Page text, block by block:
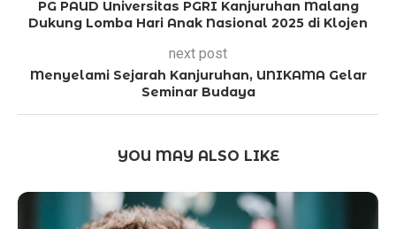
PG PAUD Universitas PGRI Kanjuruhan Malang
Dukung Lomba Hari Anak Nasional 2025 di Klojen
next post
Menyelami Sejarah Kanjuruhan, UNIKAMA Gelar
Seminar Budaya
YOU MAY ALSO LIKE